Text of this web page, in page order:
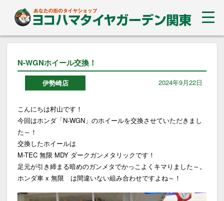
N-WGNホイール交換！
伊勢崎店 2024年9月22日
こんにちは村山です！
今回はホンダ「N-WGN」のホイールを交換させていただきまし
た～！
交換したホイールは
M-TEC 無限 MDY ダークガンメタリックです！
足元が引き締まる暗めのガンメタでかっこよくキマりました～。
ホンダ車 x 無限 は間違いない組み合わせですよね～！